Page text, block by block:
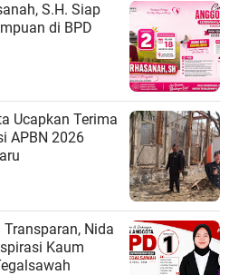
S.H. Siap
di BPD
Ucapkan Terima
APBN 2026
Nida
Kaum